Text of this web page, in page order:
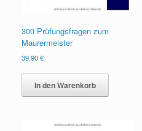
300 Prüfungsfragen zum
Maurermeister
39,90€
In den Warenkorb